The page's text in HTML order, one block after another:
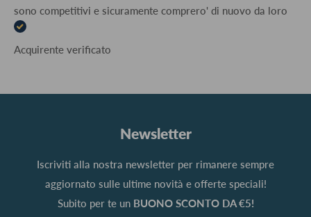
sono competitivi e sicuramente comprero' di nuovo da loro
Acquirente verificato
Newsletter
Iscriviti alla nostra newsletter per rimanere sempre
aggiornato sulle ultime novità e offerte speciali!
Subito per te un BUONO SCONTO DA €5!